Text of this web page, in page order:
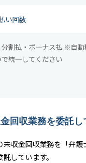
い回数
割払・ボーナス払 ※自動
統一してください
回収業務を委託し
未収金回収業務を「弁護
しています。